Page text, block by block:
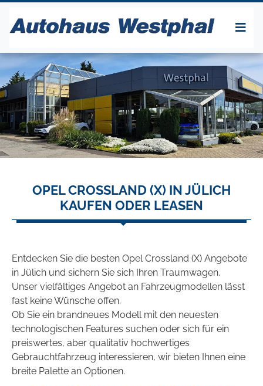
OPEL CROSSLAND (X) IN JÜLICH
KAUFEN ODER LEASEN
Entdecken Sie die besten Opel Crossland (X) Angebote
in Jülich und sichern Sie sich Ihren Traumwagen.
Unser vielfältiges Angebot an Fahrzeugmodellen lässt
fast keine Wünsche offen.
Ob Sie ein brandneues Modell mit den neuesten
technologischen Features suchen oder sich für ein
preiswertes, aber qualitativ hochwertiges
Gebrauchtfahrzeug interessieren, wir bieten Ihnen eine
breite Palette an Optionen.